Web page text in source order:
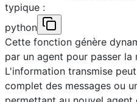
typique :
python
Cette fonction génère
par un agent pour passer la
L'information transmise
complet des messages ou